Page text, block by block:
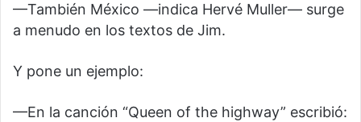
—También México —indica Hervé Muller— surge
a menudo en los textos de Jim.
Y pone un ejemplo:
—En la canción “Queen of the highway” escribió: